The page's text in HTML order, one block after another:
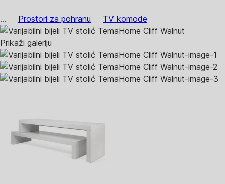
... Prostori za pohranu TV komode
Prikaži galeriju